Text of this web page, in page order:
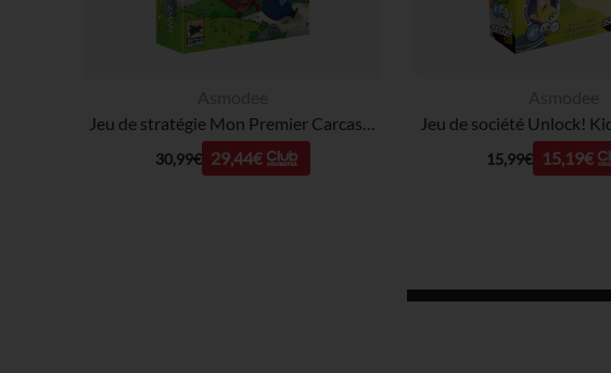
Jeu de stratégie Mon Premier Carcassonne
30,99€ 29,44€ 15,99€ 15,19€